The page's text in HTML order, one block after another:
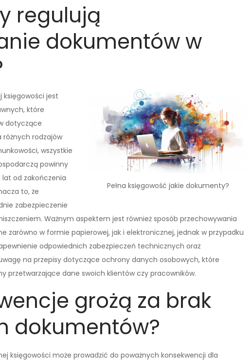
regulują
dokumentów w
Pełna księgowość jakie dokumenty?
księgowości jest
które
dotyczące
różnych rodzajów
wszystkie
powinny
od zakończenia
to, że
zabezpieczenie
Ważnym aspektem jest również sposób przechowywania
w formie papierowej, jak i elektronicznej, jednak w przypadku
odpowiednich zabezpieczeń technicznych oraz
na przepisy dotyczące ochrony danych osobowych, które
przetwarzające dane swoich klientów czy pracowników.
grożą za brak
dokumentów?
księgowości może prowadzić do poważnych konsekwencji dla